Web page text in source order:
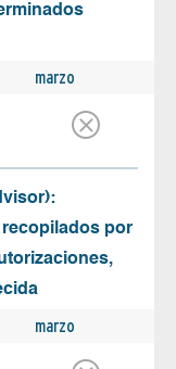
marzo
por
marzo